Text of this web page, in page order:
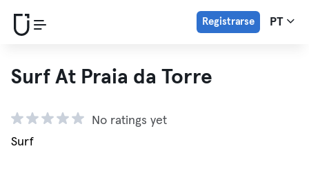
Registrarse PT
Surf At Praia da Torre
No ratings yet
Surf